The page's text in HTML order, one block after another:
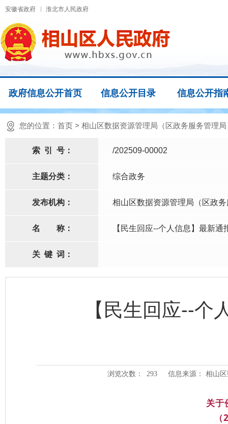
安徽省政府 淮北市人民政府
政府信息公开首页 信息公开目录 信息公开指
您的位置： 首页 > 相山区数据资源管理局（区政务服务管理局
索 引 号： /202509-00002
主题分类： 综合政务
发布机构： 相山区数据资源管理局（区政
名 称： 【民生回应--个人信息】最新通
关 键 词：
【民生回应--个
浏览次数： 293 信息来源： 相山
关于
（